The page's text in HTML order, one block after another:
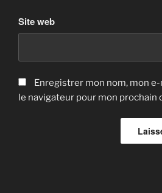
Site web
Enregistrer mon nom, mon
le navigateur pour mon prochain